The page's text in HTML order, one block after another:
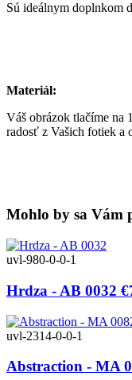
Sú ideálnym doplnkom
Materiál:
Váš obrázok tlačíme na
radosť z Vašich fotiek a
Mohlo by sa Vám
uvl-980-0-0-1
Hrdza - AB 0032
uvl-2314-0-0-1
Abstraction - MA